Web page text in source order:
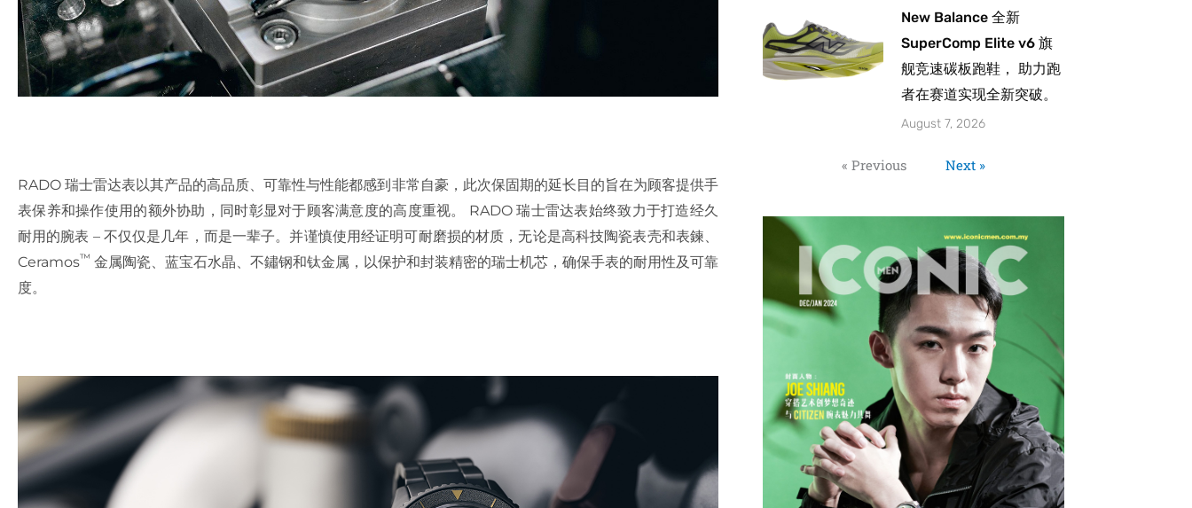
RADO 瑞士雷达表以其产品的高品质、可靠性与性能都感到非常自豪，此次保固期的延长目的旨在为顾客提供手
表保养和操作使用的额外协助，同时彰显对于顾客满意度的高度重视。 RADO 瑞士雷达表始终致力于打造经久
耐用的腕表 – 不仅仅是几年，而是一辈子。并谨慎使用经证明可耐磨损的材质，无论是高科技陶瓷表壳和表鍊、
Ceramos™ 金属陶瓷、蓝宝石水晶、不鏽钢和钛金属，以保护和封装精密的瑞士机芯，确保手表的耐用性及可靠
度。
New Balance 全新
SuperComp Elite v6 旗
舰竞速碳板跑鞋， 助力跑
者在赛道实现全新突破。
August 7, 2026
« Previous Next »